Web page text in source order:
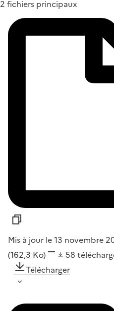
2 fichiers principaux
Mis à jour le 13 novembre
(162,3 Ko)
58
Télécharger